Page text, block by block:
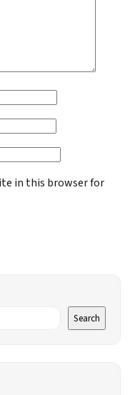
in this browser for
Search